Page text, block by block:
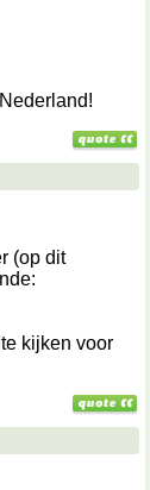
(op dit
kijken voor